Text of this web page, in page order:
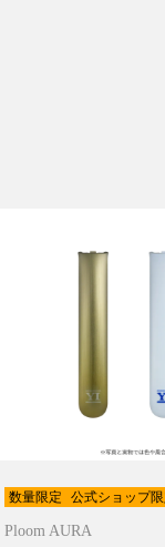
数量限定 公式ショップ
Ploom AURA